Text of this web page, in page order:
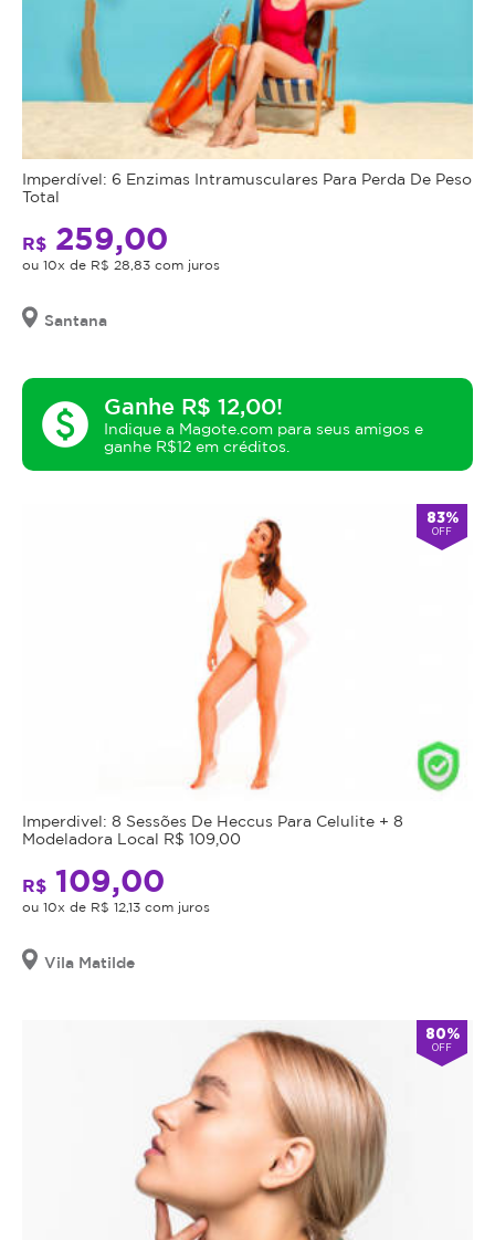
Imperdível: 6 Enzimas Intramusculares Para Perda De Peso
Total
R$ 259,00
ou 10x de R$ 28,83 com juros
Santana
paid Ganhe R$ 12,00!
Indique a Magote.com para seus amigos e
ganhe R$12 em créditos.
83%
OFF
Imperdivel: 8 Sessões De Heccus Para Celulite + 8
Modeladora Local R$ 109,00
R$ 109,00
ou 10x de R$ 12,13 com juros
Vila Matilde
80%
OFF